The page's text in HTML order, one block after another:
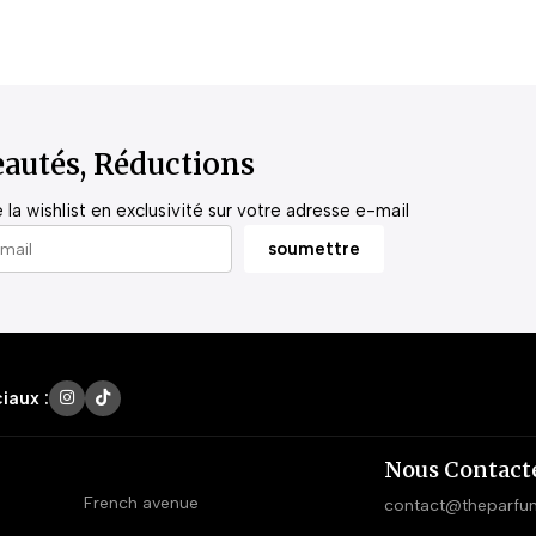
Réductions
wishlist en exclusivité sur votre adresse e-mail
:
French avenue
Nous